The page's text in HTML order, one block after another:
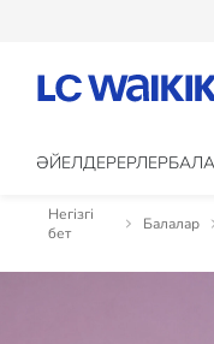
ӘЙЕЛДЕРЕРЛЕР
Негізгі
бет
Балалар